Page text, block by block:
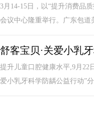
3月14-15日，以“提升消费品
会议中心隆重举行。广东包
舒客宝贝·关爱小乳
提升儿童口腔健康水平,9月22
爱小乳牙科学防龋公益行动”